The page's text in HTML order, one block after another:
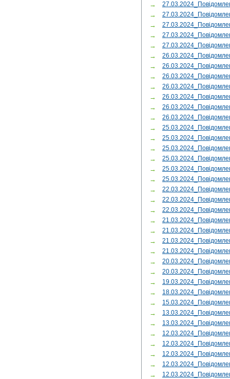
→
→
→
→
→
→
→
→
→
→
→
→
→
→
→
→
→
→
→
→
→
→
→
→
→
→
→
→
→
→
→
→
→
→
→
→
→